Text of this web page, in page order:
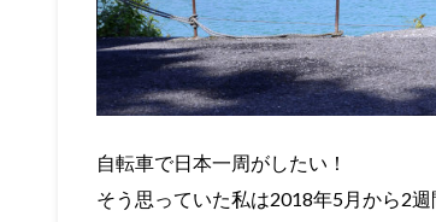
自転車で日本一周がしたい！
そう思っていた私は2018年5月から2週